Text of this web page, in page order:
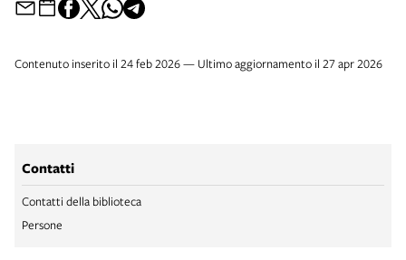
Contenuto inserito il 24 feb 2026 — Ultimo aggiornamento il 27 apr 2026
Contatti
Contatti della biblioteca
Persone